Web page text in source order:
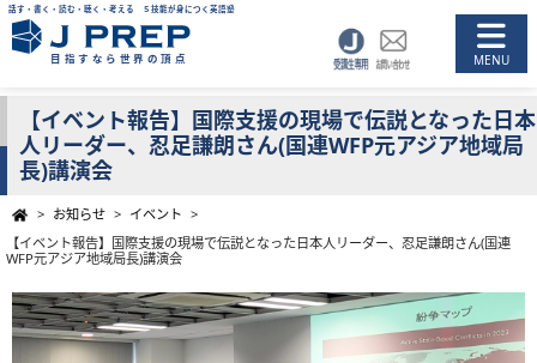
話す・書く・読む・聴く・考える ５技能が身につく英語塾
目指すなら世界の頂点
【イベント報告】国際支援の現場で伝説となった日本
人リーダー、忍足謙朗さん(国連WFP元アジア地域局
長)講演会
> お知らせ > イベント >
【イベント報告】国際支援の現場で伝説となった日本人リーダー、忍足謙朗さん(国連
WFP元アジア地域局長)講演会